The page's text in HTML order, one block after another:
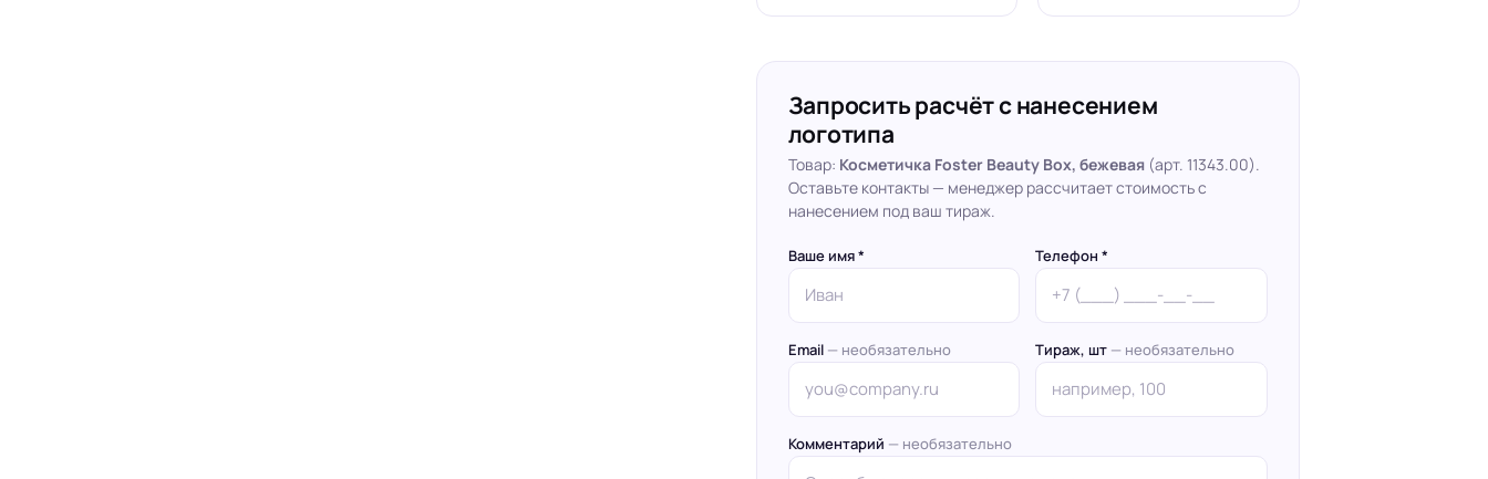
Запросить расчёт с нанесением
логотипа
Товар: Косметичка Foster Beauty Box, бежевая(арт. 11343.00).
Оставьте контакты — менеджер рассчитает стоимость с
нанесением под ваш тираж.
Ваше имя * Телефон *
Email — необязательно Тираж, шт — необязательно
Комментарий — необязательно